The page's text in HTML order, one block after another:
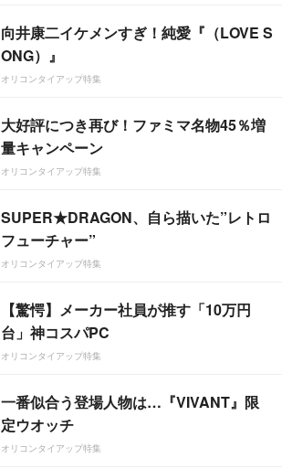
向井康二イケメンすぎ！純愛『（LOVE S
ONG）』
オリコンタイアップ特集
大好評につき再び！ファミマ名物45％増
量キャンペーン
オリコンタイアップ特集
SUPER★DRAGON、自ら描いた”レトロ
フューチャー”
オリコンタイアップ特集
【驚愕】メーカー社員が推す「10万円
台」神コスパPC
オリコンタイアップ特集
一番似合う登場人物は…『VIVANT』限
定ウオッチ
オリコンタイアップ特集